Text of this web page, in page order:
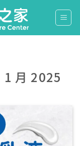
1 月 2025